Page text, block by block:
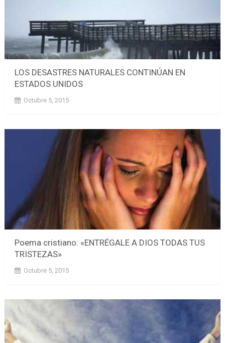
LOS DESASTRES NATURALES CONTINÚAN EN
ESTADOS UNIDOS
Octubre 5, 2015
Poema cristiano: «ENTRÉGALE A DIOS TODAS TUS
TRISTEZAS»
Octubre 5, 2015